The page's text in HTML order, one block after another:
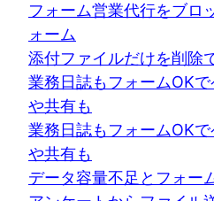
フォーム営業代行をブロ
ォーム
添付ファイルだけを削除
業務日誌もフォームOK
や共有も
業務日誌もフォームOK
や共有も
データ容量不足とフォー